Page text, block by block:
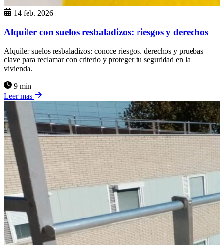
14 feb. 2026
Alquiler con suelos resbaladizos: riesgos y derechos
Alquiler suelos resbaladizos: conoce riesgos, derechos y pruebas
clave para reclamar con criterio y proteger tu seguridad en la
vivienda.
9 min
Leer más